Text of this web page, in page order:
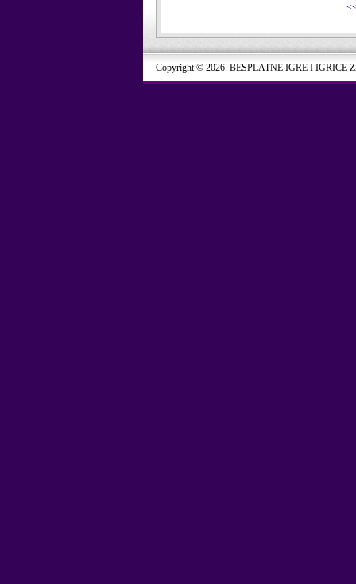
Copyright © 2026. BESPLATNE IGRE I IGRICE